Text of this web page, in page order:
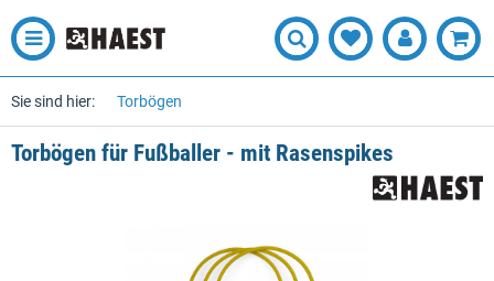
Sie sind hier: Torbögen
Torbögen für Fußballer - mit Rasenspikes